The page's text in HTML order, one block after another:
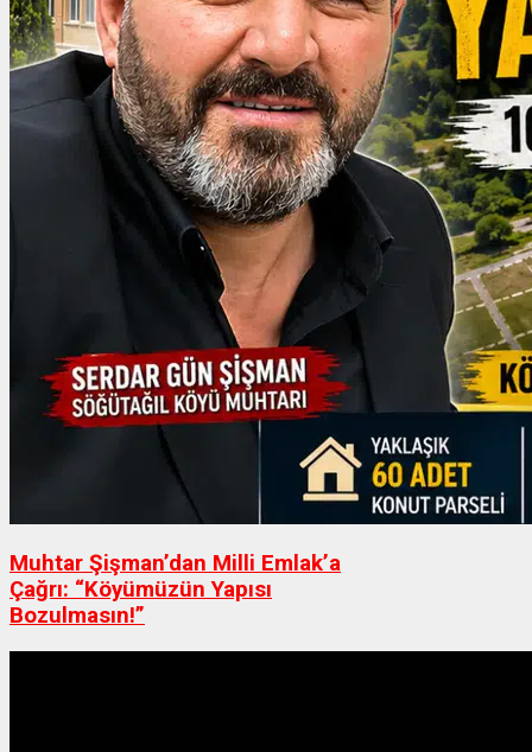
Muhtar Şişman’dan Milli Emlak’a
Çağrı: “Köyümüzün Yapısı
Bozulmasın!”